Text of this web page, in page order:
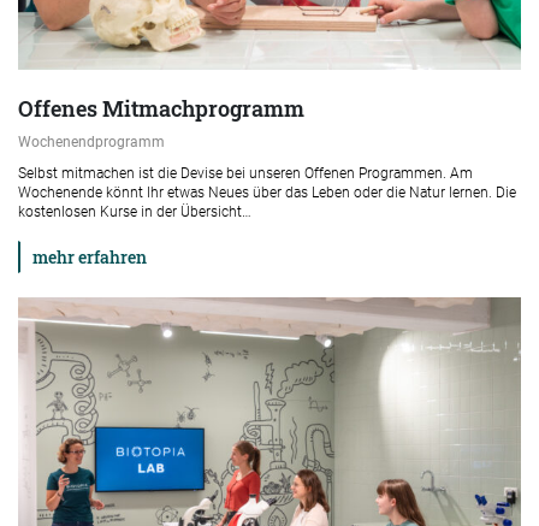
Offenes Mitmachprogramm
Wochenendprogramm
Selbst mitmachen ist die Devise bei unseren Offenen Programmen. Am
Wochenende könnt Ihr etwas Neues über das Leben oder die Natur lernen. Die
kostenlosen Kurse in der Übersicht…
mehr erfahren